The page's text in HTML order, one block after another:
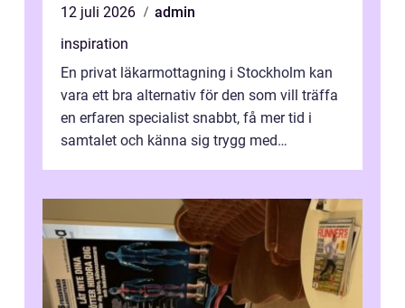
12 juli 2026
admin
inspiration
En privat läkarmottagning i Stockholm kan
vara ett bra alternativ för den som vill träffa
en erfaren specialist snabbt, få mer tid i
samtalet och känna sig trygg med